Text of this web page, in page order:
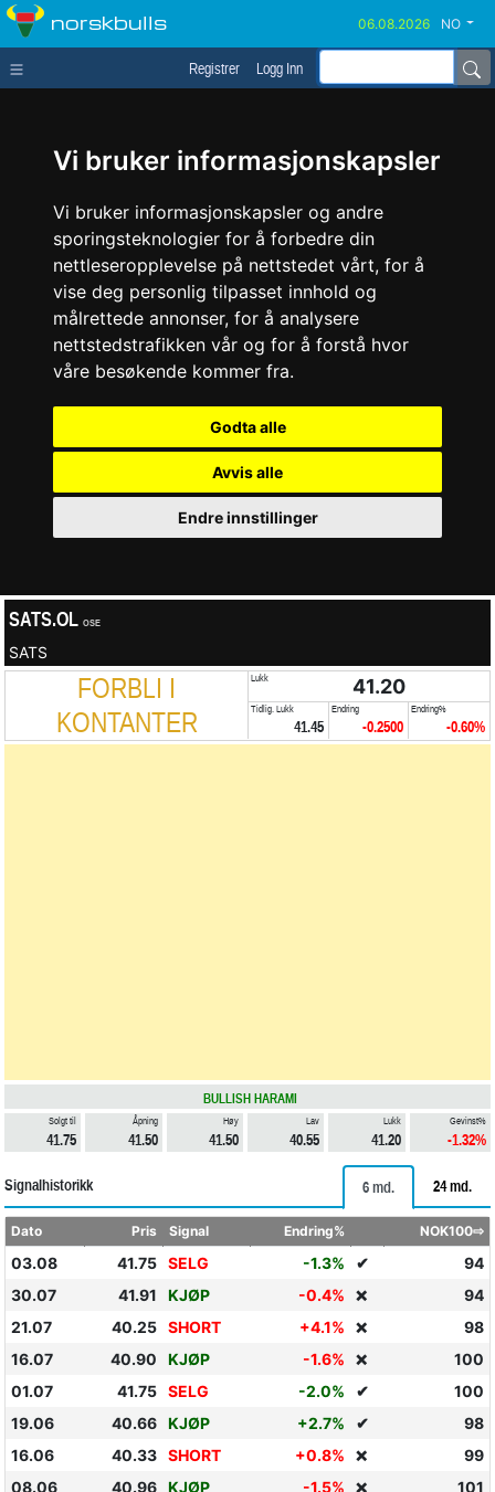
Vi bruker informasjonskapsler
Vi bruker informasjonskapsler og andre
sporingsteknologier for å forbedre din
nettleseropplevelse på nettstedet vårt, for å
vise deg personlig tilpasset innhold og
målrettede annonser, for å analysere
nettstedstrafikken vår og for å forstå hvor
våre besøkende kommer fra.
Godta alle
Avvis alle
Endre innstillinger
norskbulls NO
Registrer Logg Inn
SATS.OL OSE
SATS
FORBLI I
KONTANTER
Lukk 41.20
Tidlig. Lukk
41.45
Endring
-0.2500
Endring%
-0.60%
BULLISH HARAMI
Solgt til
41.75
Åpning
41.50
Høy
41.50
Lav
40.55
Lukk
41.20
Gevinst%
-1.32%
Signalhistorikk 6 md. 24 md.
Dato Pris Signal Endring% NOK100⇨
03.08 41.75 SELG -1.3% ✔
94
30.07
41.91 KJØP -0.4% ❌
94
21.07
40.25 SHORT +4.1% ❌
98
16.07
40.90 KJØP -1.6% ❌
100
01.07
41.75 SELG -2.0% ✔
100
19.06
40.66 KJØP +2.7% ✔
98
16.06
40.33 SHORT +0.8% ❌
99
08.06
40.96 KJØP -1.5% ❌
101